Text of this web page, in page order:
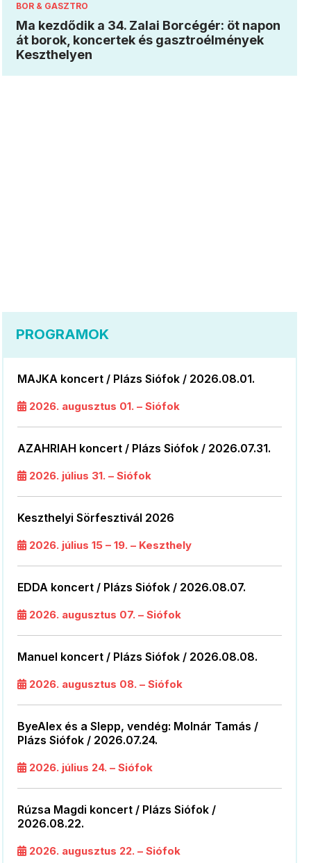
BOR & GASZTRO
Ma kezdődik a 34. Zalai Borcégér: öt napon
át borok, koncertek és gasztroélmények
Keszthelyen
PROGRAMOK
MAJKA koncert / Plázs Siófok / 2026.08.01.
2026. augusztus 01. – Siófok
AZAHRIAH koncert / Plázs Siófok / 2026.07.31.
2026. július 31. – Siófok
Keszthelyi Sörfesztivál 2026
2026. július 15 – 19. – Keszthely
EDDA koncert / Plázs Siófok / 2026.08.07.
2026. augusztus 07. – Siófok
Manuel koncert / Plázs Siófok / 2026.08.08.
2026. augusztus 08. – Siófok
ByeAlex és a Slepp, vendég: Molnár Tamás /
Plázs Siófok / 2026.07.24.
2026. július 24. – Siófok
Rúzsa Magdi koncert / Plázs Siófok /
2026.08.22.
2026. augusztus 22. – Siófok